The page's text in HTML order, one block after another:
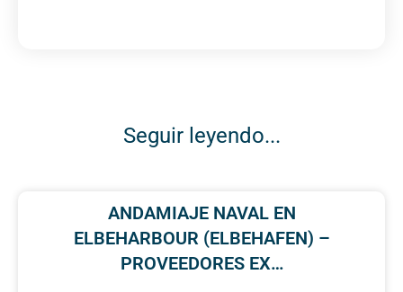
Seguir leyendo...
ANDAMIAJE NAVAL EN
ELBEHARBOUR (ELBEHAFEN) –
PROVEEDORES EX…